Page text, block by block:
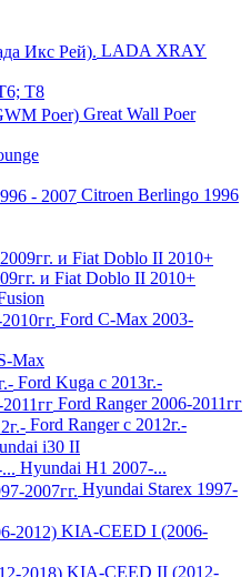
LADA XRAY
T8
Great Wall Poer
Citroen Berlingo 1996
и Fiat Doblo II 2010+
Ford C-Max 2003-
Max
Ford Kuga с 2013г.-
Ford Ranger 2006-2011гг
Ford Ranger с 2012г.-
i30 II
Hyundai H1 2007-...
Hyundai Starex 1997-
KIA-CEED I (2006-
KIA-CEED II (2012-